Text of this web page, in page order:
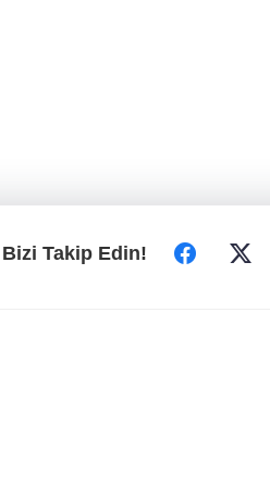
Bizi Takip Edin!